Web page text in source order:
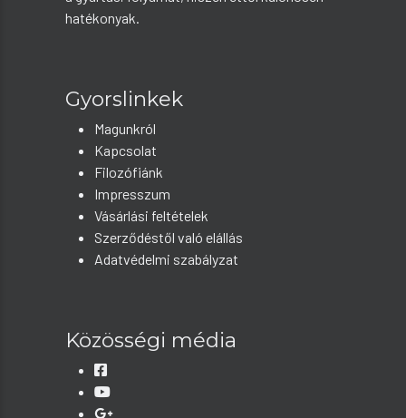
hatékonyak.
Gyorslinkek
Magunkról
Kapcsolat
Filozófiánk
Impresszum
Vásárlási feltételek
Szerződéstől való elállás
Adatvédelmi szabályzat
Közösségi média